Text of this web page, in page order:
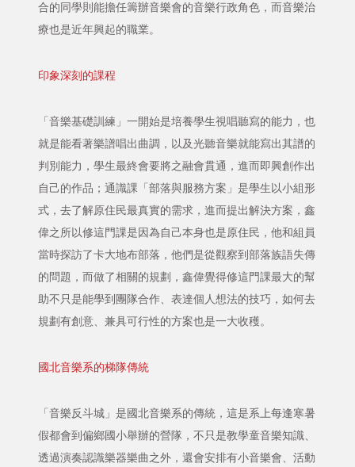
合的同學則能擔任籌辦音樂會的音樂行政角色，而音樂治
療也是近年興起的職業。
印象深刻的課程
「音樂基礎訓練」一開始是培養學生視唱聽寫的能力，也
就是能看著樂譜唱出曲調，以及光聽音樂就能寫出其譜的
判別能力，學生最終會要將之融會貫通，進而即興創作出
自己的作品；通識課「部落與服務方案」是學生以小組形
式，去了解原住民最真實的需求，進而提出解決方案，鑫
偉之所以修這門課是因為自己本身也是原住民，他和組員
當時探訪了卡大地布部落，他們是從觀察到部落族語失傳
的問題，而做了相關的規劃，鑫偉覺得修這門課最大的幫
助不只是能學到團隊合作、表達個人想法的技巧，如何去
規劃有創意、兼具可行性的方案也是一大收穫。
國北音樂系的梯隊傳統
「音樂反斗城」是國北音樂系的傳統，這是系上每逢寒暑
假都會到偏鄉國小舉辦的營隊，不只是教學童音樂知識、
透過演奏認識樂器樂曲之外，還會安排有小音樂會、活動